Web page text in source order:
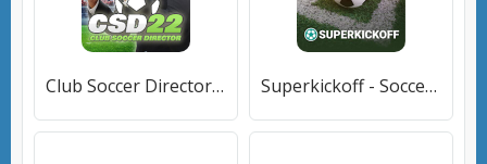
Club Soccer Director 2022 - Футбольный менеджмент [Мод меню] Superkickoff - Soccer manager [Много денег]